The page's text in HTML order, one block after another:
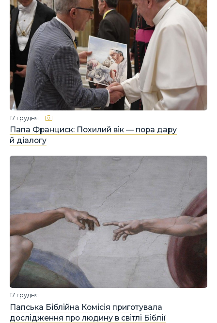
Папа Франциск: Похилий вік — пора дару
й діалогу
17 грудня
Папська Біблійна Комісія приготувала
дослідження про людину в світлі Біблії
17 грудня